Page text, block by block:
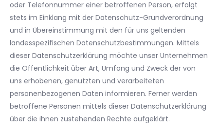
oder Telefonnummer einer betroffenen Person, erfolgt
stets im Einklang mit der Datenschutz-Grundverordnung
und in Übereinstimmung mit den für uns geltenden
landesspezifischen Datenschutzbestimmungen. Mittels
dieser Datenschutzerklärung möchte unser Unternehmen
die Öffentlichkeit über Art, Umfang und Zweck der von
uns erhobenen, genutzten und verarbeiteten
personenbezogenen Daten informieren. Ferner werden
betroffene Personen mittels dieser Datenschutzerklärung
über die ihnen zustehenden Rechte aufgeklärt.